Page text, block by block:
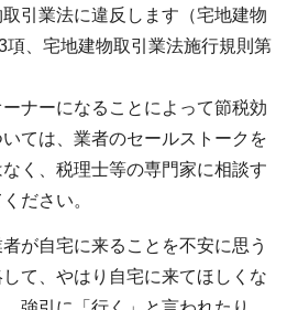
引業法に違反します（宅地建物
項、宅地建物取引業法施行規則第
ナーになることによって節税効
ては、業者のセールストークを
く、税理士等の専門家に相談す
ださい。
が自宅に来ることを不安に思う
て、やはり自宅に来てほしくな